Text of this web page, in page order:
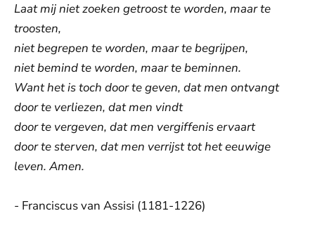
Laat mij niet zoeken getroost te worden, maar te
troosten,
niet begrepen te worden, maar te begrijpen,
niet bemind te worden, maar te beminnen.
Want het is toch door te geven, dat men ontvangt
door te verliezen, dat men vindt
door te vergeven, dat men vergiffenis ervaart
door te sterven, dat men verrijst tot het eeuwige
leven. Amen.
- Franciscus van Assisi (1181-1226)